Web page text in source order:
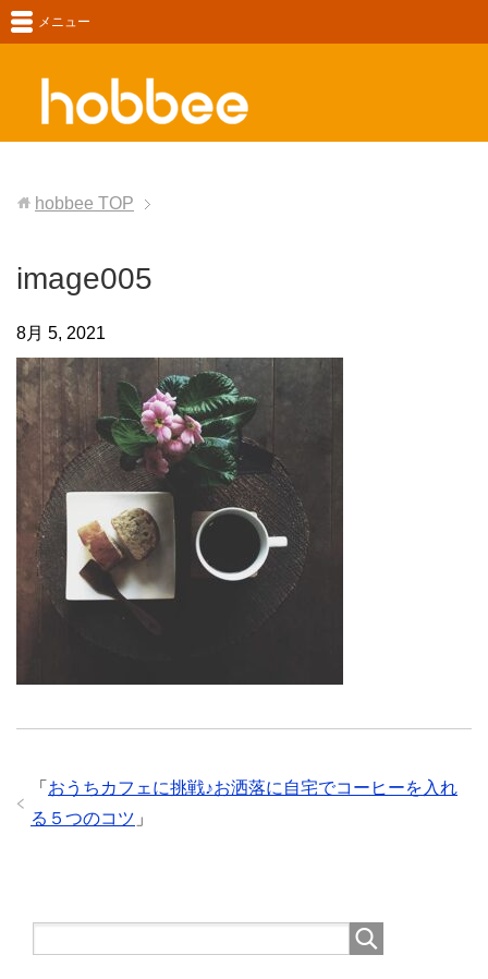
メニュー
hobbee TOP
image005
8月 5, 2021
「 おうちカフェに挑戦♪お洒落に自宅でコーヒーを入れ
る５つのコツ 」